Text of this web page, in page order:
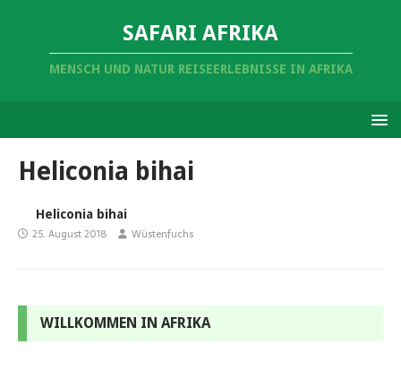
SAFARI AFRIKA
MENSCH UND NATUR REISEERLEBNISSE IN AFRIKA
Heliconia bihai
Heliconia bihai
25. August 2018 Wüstenfuchs
WILLKOMMEN IN AFRIKA